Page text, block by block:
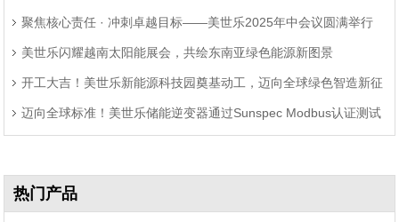
聚焦核心责任 · 冲刺卓越目标——美世乐2025年中会议圆满举行
美世乐闪耀越南太阳能展会，共绘东南亚绿色能源新图景
开工大吉！美世乐新能源科技园奠基动工，迈向全球绿色智造新征
程 迈向全球标准！美世乐储能逆变器通过Sunspec Modbus认证测试
热门产品